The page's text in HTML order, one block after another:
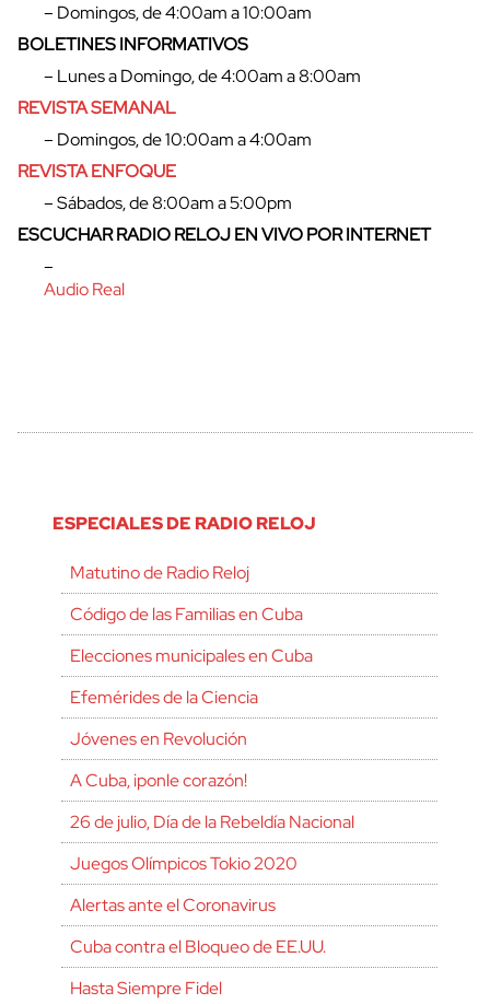
– Domingos, de 4:00am a 10:00am
BOLETINES INFORMATIVOS
– Lunes a Domingo, de 4:00am a 8:00am
REVISTA SEMANAL
– Domingos, de 10:00am a 4:00am
REVISTA ENFOQUE
– Sábados, de 8:00am a 5:00pm
ESCUCHAR RADIO RELOJ EN VIVO POR INTERNET
–
Audio Real
ESPECIALES DE RADIO RELOJ
Matutino de Radio Reloj
Código de las Familias en Cuba
Elecciones municipales en Cuba
Efemérides de la Ciencia
Jóvenes en Revolución
A Cuba, ¡ponle corazón!
26 de julio, Día de la Rebeldía Nacional
Juegos Olímpicos Tokio 2020
Alertas ante el Coronavirus
Cuba contra el Bloqueo de EE.UU.
Hasta Siempre Fidel